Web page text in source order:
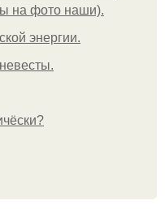
на фото наши).
энергии.